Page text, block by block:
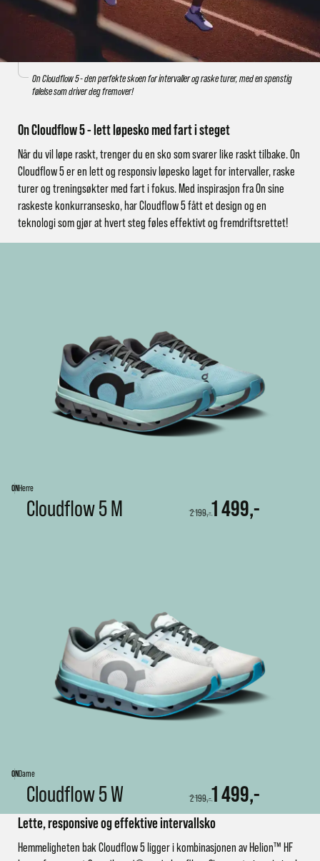
On Cloudflow 5 - den perfekte skoen for intervaller og raske turer, med en spenstig
følelse som driver deg fremover!
On Cloudflow 5 - lett løpesko med fart i steget
Når du vil løpe raskt, trenger du en sko som svarer like raskt tilbake. On
Cloudflow 5 er en lett og responsiv løpesko laget for intervaller, raske
turer og treningsøkter med fart i fokus. Med inspirasjon fra On sine
raskeste konkurransesko, har Cloudflow 5 fått et design og en
teknologi som gjør at hvert steg føles effektivt og fremdriftsrettet!
ONHerre
Cloudflow 5 M 2 199,-1 499,-
ONDame
Cloudflow 5 W 2 199,-1 499,-
Lette, responsive og effektive intervallsko
Hemmeligheten bak Cloudflow 5 ligger i kombinasjonen av Helion™ HF